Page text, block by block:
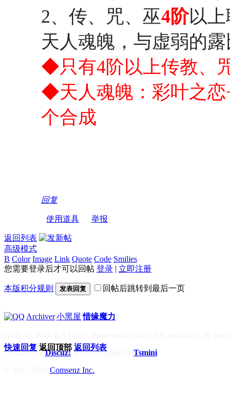
2、传、咒、巫4阶以上
天人魂魄，与虚弱的
◆只有4阶以上传教、
◆天人魂魄：彩叶之恋
个合成
回复
使用道具 举报
返回列表
高级模式
B Color Image Link Quote Code Smilies
您需要登录后才可以回帖 登录 | 立即注册
本版积分规则 发表回复 回帖后跳转到最后一页
Archiver|小黑屋|惜缘魔力
Powered byDiscuz! X3.4Designed by Tsmini
Comsenz Inc.
快速回复 返回顶部 返回列表